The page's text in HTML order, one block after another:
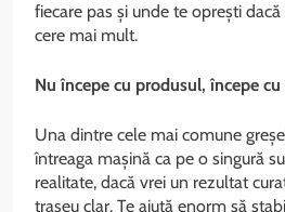
fiecare pas și unde te oprești
cere mai mult.
Nu începe cu produsul, începe
Una dintre cele mai comune
întreaga mașină ca pe o singură
realitate, dacă vrei un rezultat
traseu clar. Te ajută enorm să